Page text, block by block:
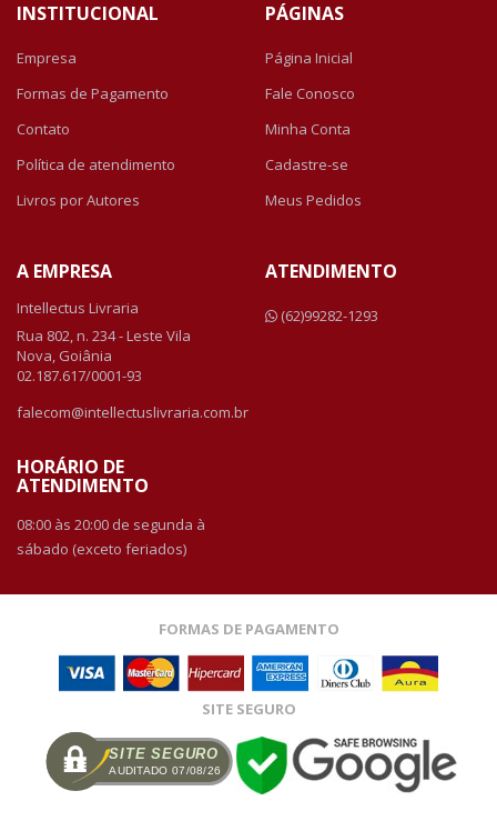
INSTITUCIONAL
Empresa
Formas de Pagamento
Contato
Política de atendimento
Livros por Autores
PÁGINAS
Página Inicial
Fale Conosco
Minha Conta
Cadastre-se
Meus Pedidos
A EMPRESA
Intellectus Livraria
Rua 802, n. 234 - Leste Vila
Nova, Goiânia
02.187.617/0001-93
falecom@intellectuslivraria.com.br
HORÁRIO DE
ATENDIMENTO
08:00 às 20:00 de segunda à
sábado (exceto feriados)
ATENDIMENTO
(62)99282-1293
FORMAS DE PAGAMENTO
SITE SEGURO
SITE SEGURO
AUDITADO 07/08/26